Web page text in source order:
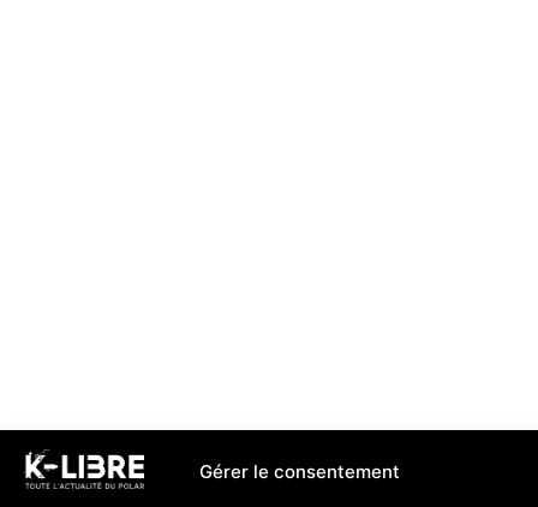
Gérer le consentement